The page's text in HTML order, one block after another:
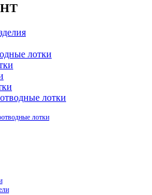
лотки
лотки
лотки